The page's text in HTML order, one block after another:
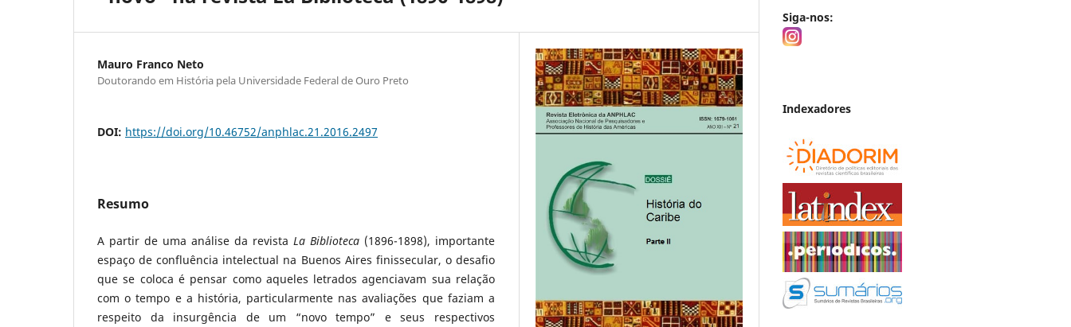
Mauro Franco Neto
Doutorando em História pela Universidade Federal de Ouro Preto
DOI: https://doi.org/10.46752/anphlac.21.2016.2497
Resumo
A partir de uma análise da revista La Biblioteca (1896-1898), importante
espaço de confluência intelectual na Buenos Aires finissecular, o desafio
que se coloca é pensar como aqueles letrados agenciavam sua relação
com o tempo e a história, particularmente nas avaliações que faziam a
respeito da insurgência de um “novo tempo” e seus respectivos
Siga-nos:
Indexadores